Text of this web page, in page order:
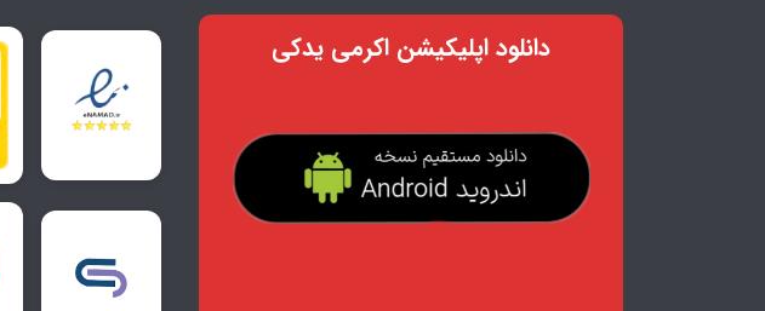
دانلود اپلیکیشن اکرمی یدکی